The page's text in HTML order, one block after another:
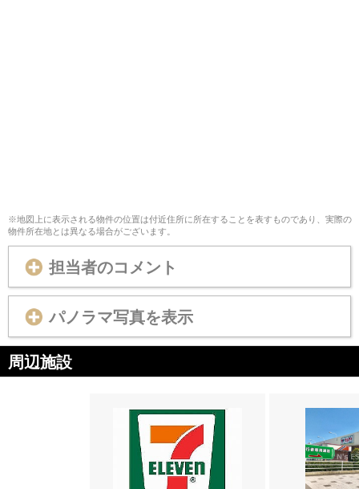
※地図上に表示される物件の位置は付近住所に所在することを表すものであり、実際の
物件所在地とは異なる場合がございます。
担当者のコメント
パノラマ写真を表示
周辺施設